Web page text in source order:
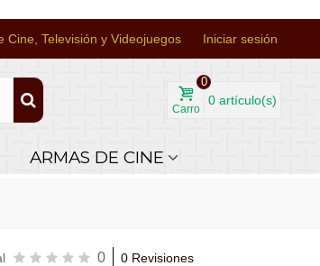
Cine, Televisión y Videojuegos Iniciar sesión
Carro
0
0 artículo(s)
ARMAS DE CINE
0 0 Revisiones